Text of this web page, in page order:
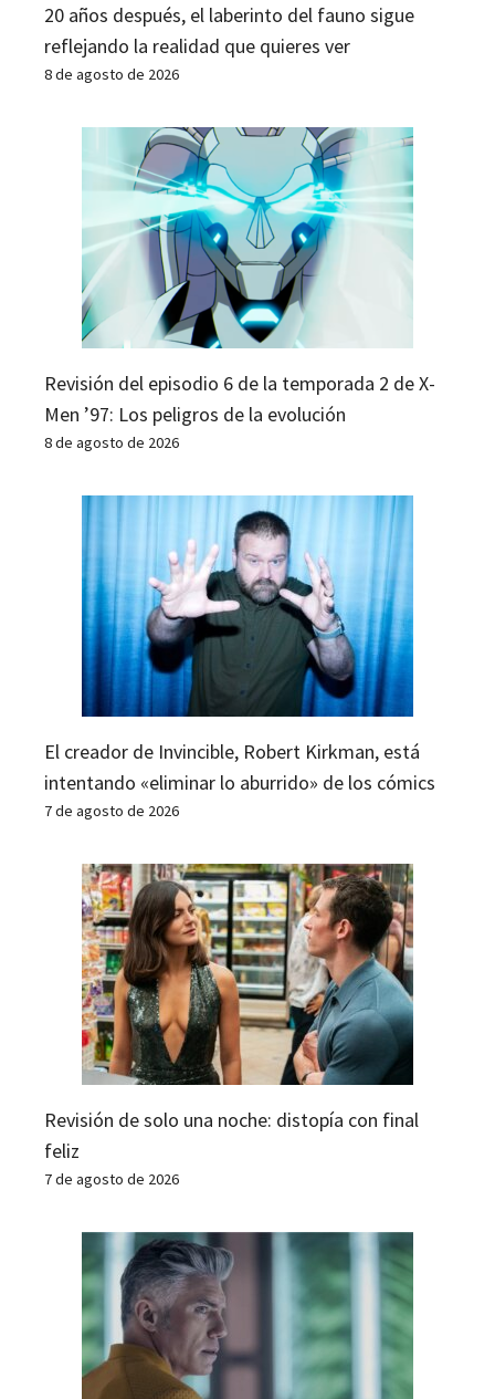
20 años después, el laberinto del fauno sigue
reflejando la realidad que quieres ver
8 de agosto de 2026
Revisión del episodio 6 de la temporada 2 de X-
Men ’97: Los peligros de la evolución
8 de agosto de 2026
El creador de Invincible, Robert Kirkman, está
intentando «eliminar lo aburrido» de los cómics
7 de agosto de 2026
Revisión de solo una noche: distopía con final
feliz
7 de agosto de 2026